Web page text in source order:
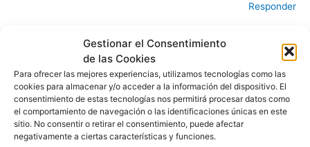
Gestionar el Consentimiento
de las Cookies
Para ofrecer las mejores experiencias, utilizamos tecnologías como las
cookies para almacenar y/o acceder a la información del dispositivo. El
consentimiento de estas tecnologías nos permitirá procesar datos como
el comportamiento de navegación o las identificaciones únicas en este
sitio. No consentir o retirar el consentimiento, puede afectar
negativamente a ciertas características y funciones.
Responder
Muchas gracias por los materiales y por el gran esfuerzo que
pones en cada uno para ayudarnos.